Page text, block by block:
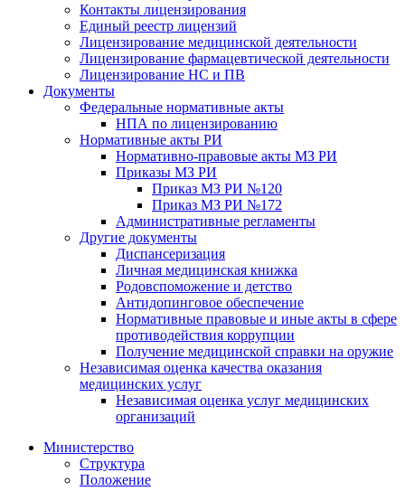
Контакты лицензирования
Единый реестр лицензий
Лицензирование медицинской деятельности
Лицензирование фармацевтической деятельности
Лицензирование НС и ПВ
Документы
Федеральные нормативные акты
НПА по лицензированию
Нормативные акты РИ
Нормативно-правовые акты МЗ РИ
Приказы МЗ РИ
Приказ МЗ РИ №120
Приказ МЗ РИ №172
Административные регламенты
Другие документы
Диспансеризация
Личная медицинская книжка
Родовспоможение и детство
Антидопинговое обеспечение
Нормативные правовые и иные акты в сфере
противодействия коррупции
Получение медицинской справки на оружие
Независимая оценка качества оказания
медицинских услуг
Независимая оценка услуг медицинскиx
организаций
Министерство
Структура
Положение